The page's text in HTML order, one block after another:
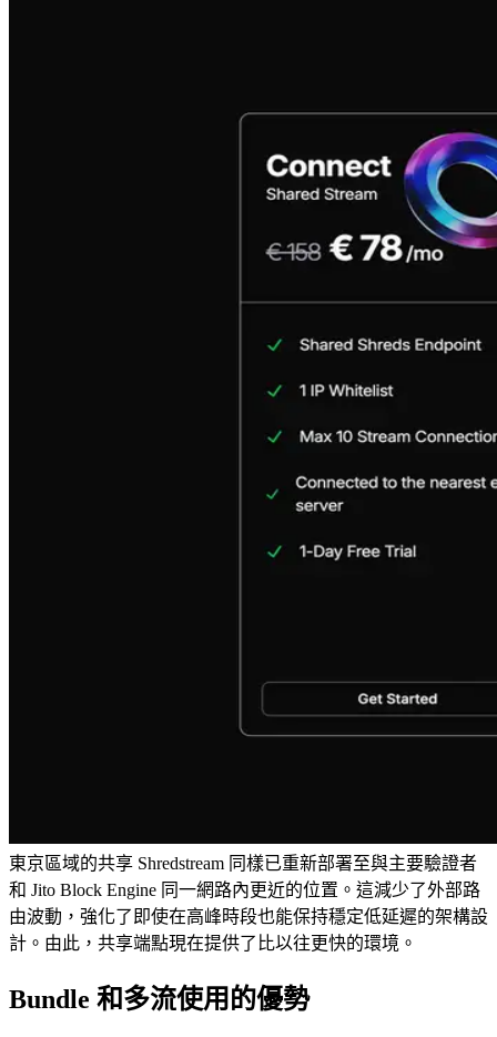
東京區域的共享 Shredstream 同樣已重新部署至與主要驗證者
和 Jito Block Engine 同一網路內更近的位置。這減少了外部路
由波動，強化了即使在高峰時段也能保持穩定低延遲的架構設
計。由此，共享端點現在提供了比以往更快的環境。
Bundle 和多流使用的優勢